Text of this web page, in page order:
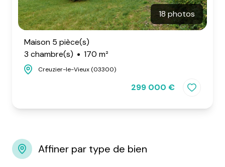
18 photos
Maison 5 pièce(s)
3 chambre(s)
170 m²
Creuzier-le-Vieux (03300)
299 000 €
Affiner par type de bien